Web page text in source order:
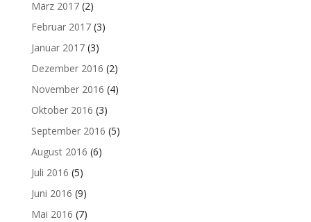
März 2017(2)
Februar 2017(3)
Januar 2017(3)
Dezember 2016 (2)
November 2016 (4)
Oktober 2016 (3)
September 2016 (5)
August 2016 (6)
Juli 2016 (5)
Juni 2016 (9)
Mai 2016 (7)